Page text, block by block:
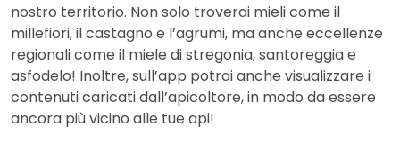
nostro territorio. Non solo troverai mieli come il
millefiori, il castagno e l’agrumi, ma anche eccellenze
regionali come il miele di stregonia, santoreggia e
asfodelo! Inoltre, sull’app potrai anche visualizzare i
contenuti caricati dall’apicoltore, in modo da essere
ancora più vicino alle tue api!